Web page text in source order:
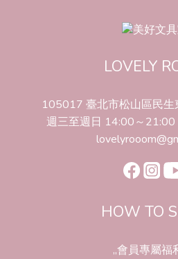
LOVELY
105017 臺北市松山區民
週三至週日 14:00～21:00
HOW TO
,,會員專屬